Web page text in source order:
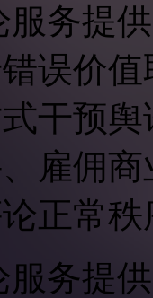
务提
误价
干预
雇佣
正常
务提